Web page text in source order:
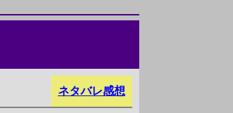
ネタバレ感想